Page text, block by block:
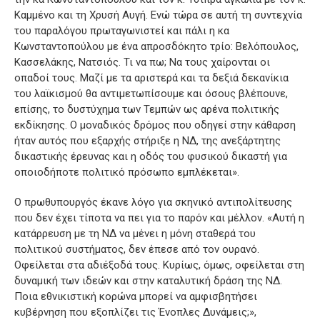
Καμμένο και τη Χρυσή Αυγή. Ενώ τώρα σε αυτή τη συντεχνία
του παραλόγου πρωταγωνιστεί και πάλι η κα
Κωνσταντοπούλου με ένα απροσδόκητο τρίο: Βελόπουλος,
Κασσελάκης, Νατσιός. Τι να πω; Να τους χαίρονται οι
οπαδοί τους. Μαζί με τα αριστερά και τα δεξιά δεκανίκια
του λαϊκισμού θα αντιμετωπίσουμε και όσους βλέπουνε,
επίσης, το δυστύχημα των Τεμπών ως αρένα πολιτικής
εκδίκησης. Ο μοναδικός δρόμος που οδηγεί στην κάθαρση
ήταν αυτός που εξαρχής στήριξε η ΝΔ, της ανεξάρτητης
δικαστικής έρευνας και η οδός του φυσικού δικαστή για
οποιοδήποτε πολιτικό πρόσωπο εμπλέκεται».
Ο πρωθυπουργός έκανε λόγο για σκηνικό αντιπολίτευσης
που δεν έχει τίποτα να πει για το παρόν και μέλλον. «Αυτή η
κατάρρευση με τη ΝΔ να μένει η μόνη σταθερά του
πολιτικού συστήματος, δεν έπεσε από τον ουρανό.
Οφείλεται στα αδιέξοδά τους. Κυρίως, όμως, οφείλεται στη
δυναμική των ιδεών και στην καταλυτική δράση της ΝΔ.
Ποια εθνικιστική κορώνα μπορεί να αμφισβητήσει
κυβέρνηση που εξοπλίζει τις Ένοπλες Δυνάμεις;»,